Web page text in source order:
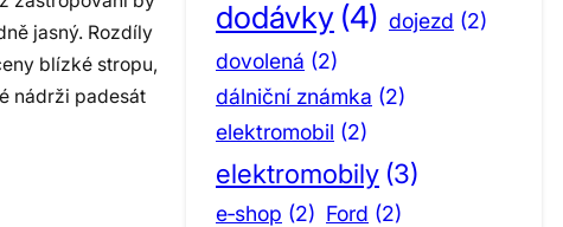
jasný. Rozdíly
blízké stropu,
nádrži padesát
dodávky (4) dojezd (2)
dovolená (2)
dálniční známka (2)
elektromobil (2)
elektromobily (3)
e‑shop (2) Ford (2)